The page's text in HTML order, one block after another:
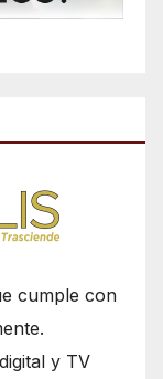
cumple con
y TV